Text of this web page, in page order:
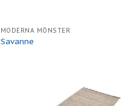
MODERNA MÖNSTER
Savanne